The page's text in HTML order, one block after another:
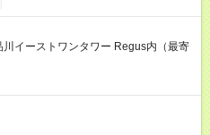
イーストワンタワー Regus内（最寄